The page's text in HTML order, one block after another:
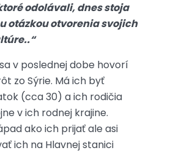
odolávali, dnes stoja
otázkou otvorenia svojich
v poslednej dobe hovorí
zo Sýrie. Má ich byť
(cca 30) a ich rodičia
v ich rodnej krajine.
ako ich prijať ale asi
ich na Hlavnej stanici